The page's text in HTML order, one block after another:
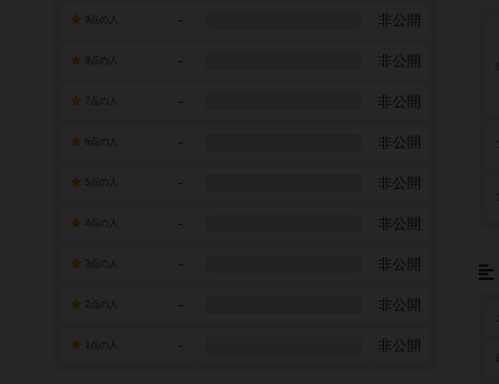
- 非公開
- 非公開
7点の人 - 非公開
- 非公開
- 非公開
- 非公開
- 非公開
- 非公開
- 非公開